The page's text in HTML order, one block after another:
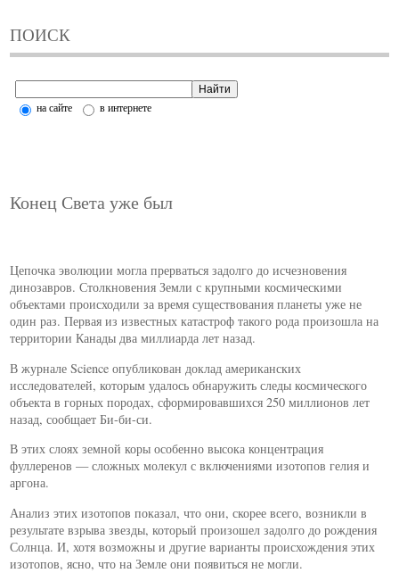
ПОИСК
на сайте в интернете
Конец Света уже был
Цепочка эволюции могла прерваться задолго до исчезновения
динозавров. Столкновения Земли с крупными космическими
объектами происходили за время существования планеты уже не
один раз. Первая из известных катастроф такого рода произошла на
территории Канады два миллиарда лет назад.
В журнале Science опубликован доклад американских
исследователей, которым удалось обнаружить следы космического
объекта в горных породах, сформировавшихся 250 миллионов лет
назад, сообщает Би-би-си.
В этих слоях земной коры особенно высока концентрация
фуллеренов — сложных молекул с включениями изотопов гелия и
аргона.
Анализ этих изотопов показал, что они, скорее всего, возникли в
результате взрыва звезды, который произошел задолго до рождения
Солнца. И, хотя возможны и другие варианты происхождения этих
изотопов, ясно, что на Земле они появиться не могли.